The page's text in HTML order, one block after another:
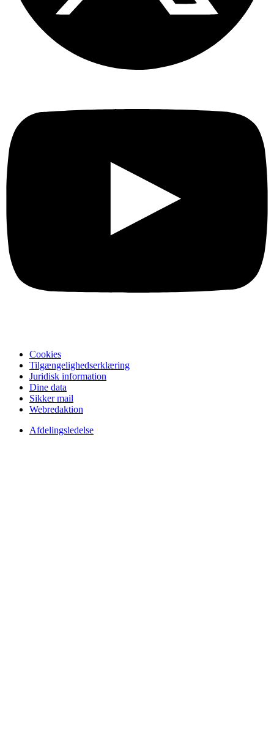
Cookies
Tilgængelighedserklæring
Juridisk information
Dine data
Sikker mail
Webredaktion
Afdelingsledelse